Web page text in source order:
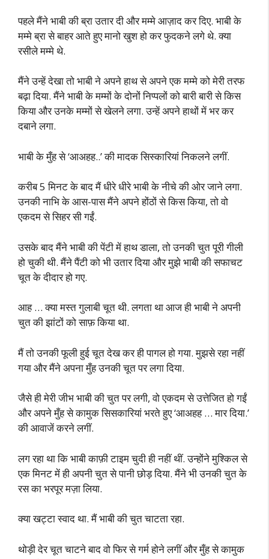
पहले मैंने भाबी की ब्रा उतार दी और मम्मे आज़ाद कर दिए. भाबी के
मम्मे ब्रा से बाहर आते हुए मानो खुश हो कर फुदकने लगे थे. क्या
रसीले मम्मे थे.
मैंने उन्हें देखा तो भाबी ने अपने हाथ से अपने एक मम्मे को मेरी तरफ
बढ़ा दिया. मैंने भाबी के मम्मों के दोनों निप्पलों को बारी बारी से किस
किया और उनके मम्मों से खेलने लगा. उन्हें अपने हाथों में भर कर
दबाने लगा.
भाबी के मुँह से ‘आअहह..’ की मादक सिस्कारियां निकलने लगीं.
करीब 5 मिनट के बाद मैं धीरे धीरे भाबी के नीचे की ओर जाने लगा.
उनकी नाभि के आस-पास मैंने अपने होंठों से किस किया, तो वो
एकदम से सिहर सी गईं.
उसके बाद मैंने भाबी की पेंटी में हाथ डाला, तो उनकी चुत पूरी गीली
हो चुकी थी. मैंने पैंटी को भी उतार दिया और मुझे भाबी की सफाचट
चूत के दीदार हो गए.
आह … क्या मस्त गुलाबी चूत थी. लगता था आज ही भाबी ने अपनी
चुत की झांटों को साफ़ किया था.
मैं तो उनकी फूली हुई चूत देख कर ही पागल हो गया. मुझसे रहा नहीं
गया और मैंने अपना मुँह उनकी चूत पर लगा दिया.
जैसे ही मेरी जीभ भाबी की चुत पर लगी, वो एकदम से उत्तेजित हो गईं
और अपने मुँह से कामुक सिसकारियां भरते हुए ‘आअहह … मार दिया.’
की आवाजें करने लगीं.
लग रहा था कि भाबी काफ़ी टाइम चुदी ही नहीं थीं. उन्होंने मुश्किल से
एक मिनट में ही अपनी चुत से पानी छोड़ दिया. मैंने भी उनकी चुत के
रस का भरपूर मज़ा लिया.
क्या खट्टा स्वाद था. मैं भाबी की चुत चाटता रहा.
थोड़ी देर चूत चाटने बाद वो फिर से गर्म होने लगीं और मुँह से कामुक